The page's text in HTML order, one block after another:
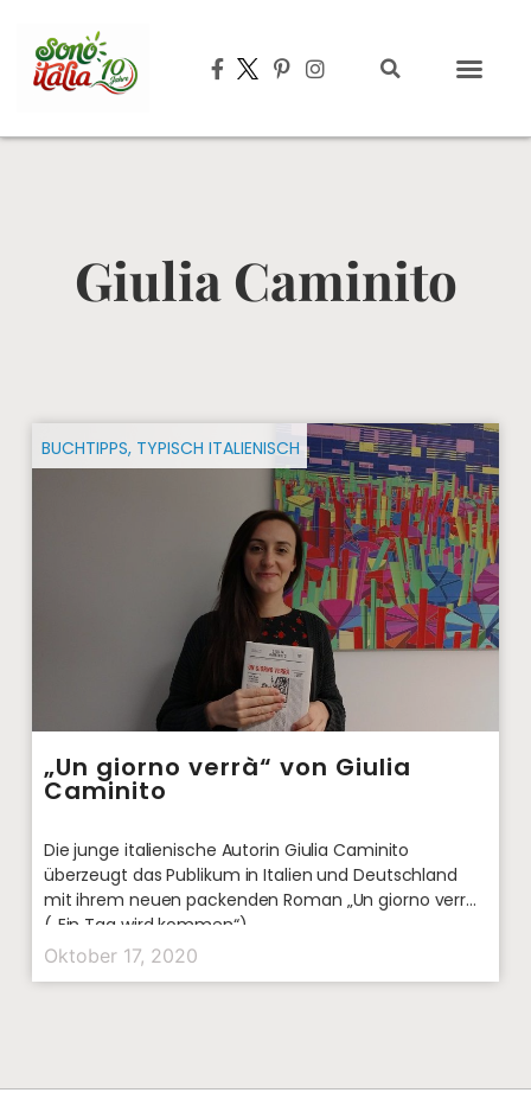
Giulia Caminito
BUCHTIPPS, TYPISCH ITALIENISCH
„Un giorno verrà“ von Giulia
Caminito
Die junge italienische Autorin Giulia Caminito
überzeugt das Publikum in Italien und Deutschland
mit ihrem neuen packenden Roman „Un giorno verrà“
(„Ein Tag wird kommen“).
Oktober 17, 2020